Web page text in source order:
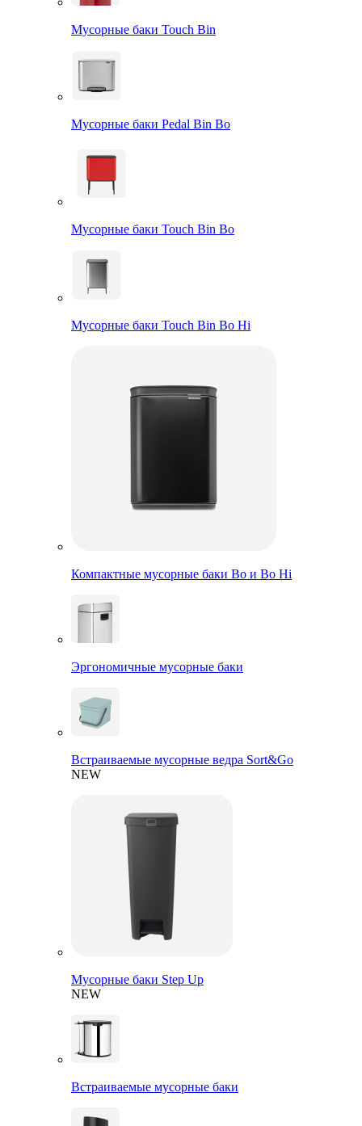
Мусорные баки Touch Bin
Мусорные баки Pedal Bin Bo
Мусорные баки Touch Bin Bo
Мусорные баки Touch Bin Bo Hi
Компактные мусорные баки Bo и Bo Hi
Эргономичные мусорные баки
Встраиваемые мусорные ведра Sort&Go
NEW
Мусорные баки Step Up
NEW
Встраиваемые мусорные баки